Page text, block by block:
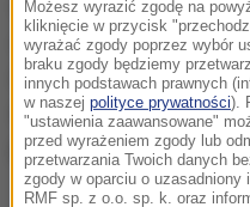
wcześniejszych.
czynów i dobrowolnie
Kara ta przewiduje
kontakcie z dziećmi-
prokuratury Zbigniew
Możesz wyrazić zgodę na
kliknięcie w przycisk
wyrażać zgody poprzez wybór
braku zgody będziemy
innych podstawach prawnych
w naszej polityce prywatności).
"ustawienia zaawansowane"
przed wyrażeniem zgody lub
przetwarzania Twoich danych
zgody w oparciu o
RMF sp. z o.o. sp. k. oraz